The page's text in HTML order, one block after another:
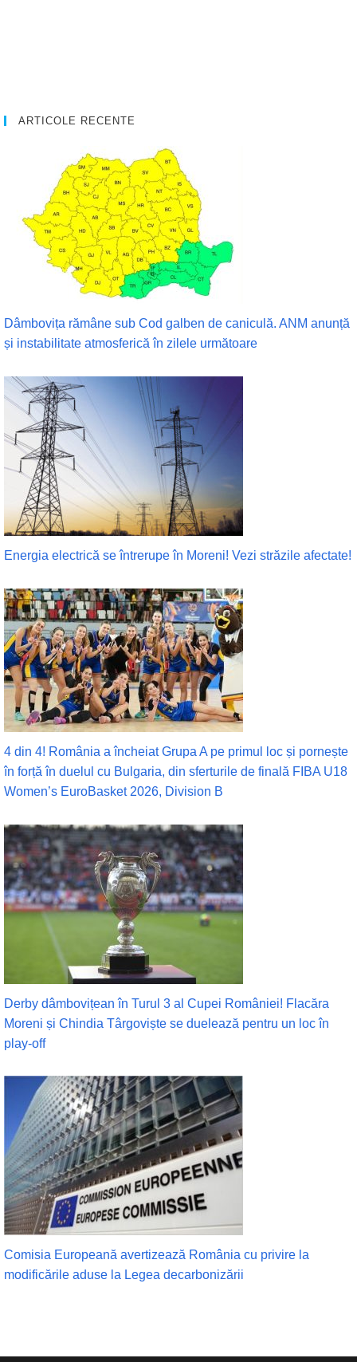
ARTICOLE RECENTE
Dâmbovița rămâne sub Cod galben de caniculă. ANM anunță
și instabilitate atmosferică în zilele următoare
Energia electrică se întrerupe în Moreni! Vezi străzile afectate!
4 din 4! România a încheiat Grupa A pe primul loc și pornește
în forță în duelul cu Bulgaria, din sferturile de finală FIBA U18
Women’s EuroBasket 2026, Division B
Derby dâmbovițean în Turul 3 al Cupei României! Flacăra
Moreni și Chindia Târgoviște se duelează pentru un loc în
play-off
Comisia Europeană avertizează România cu privire la
modificările aduse la Legea decarbonizării